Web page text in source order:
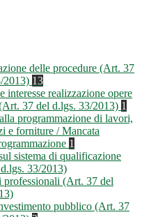
delle procedure (Art. 37
2013) 13
interesse realizzazione opere
37 del d.lgs. 33/2013) 1
programmazione di lavori,
e forniture / Mancata
1
sistema di qualificazione
33/2013)
(Art. 37 del
pubblico (Art. 37